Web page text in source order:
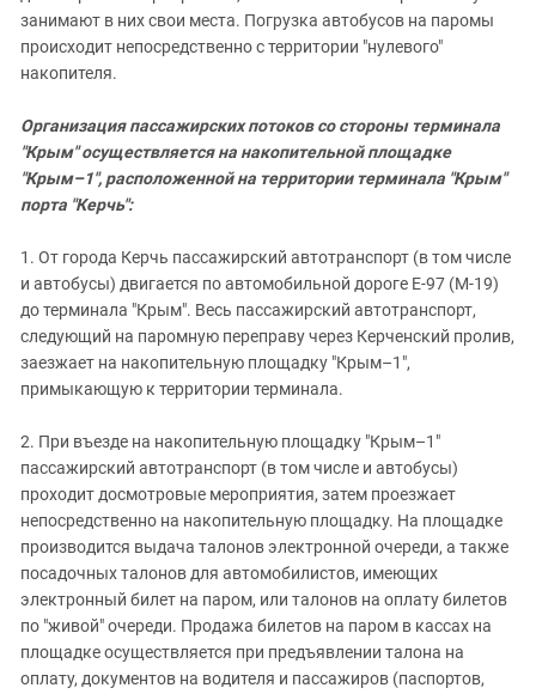
занимают в них свои места. Погрузка автобусов на паромы
происходит непосредственно с территории "нулевого"
накопителя.
Организация пассажирских потоков со стороны терминала
"Крым" осуществляется на накопительной площадке
"Крым–1", расположенной на территории терминала "Крым"
порта "Керчь":
1. От города Керчь пассажирский автотранспорт (в том числе
и автобусы) двигается по автомобильной дороге Е-97 (М-19)
до терминала "Крым". Весь пассажирский автотранспорт,
следующий на паромную переправу через Керченский пролив,
заезжает на накопительную площадку "Крым–1",
примыкающую к территории терминала.
2. При въезде на накопительную площадку "Крым–1"
пассажирский автотранспорт (в том числе и автобусы)
проходит досмотровые мероприятия, затем проезжает
непосредственно на накопительную площадку. На площадке
производится выдача талонов электронной очереди, а также
посадочных талонов для автомобилистов, имеющих
электронный билет на паром, или талонов на оплату билетов
по "живой" очереди. Продажа билетов на паром в кассах на
площадке осуществляется при предъявлении талона на
оплату, документов на водителя и пассажиров (паспортов,